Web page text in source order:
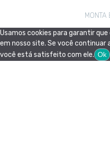
MONTA
Usamos cookies para garantir
em nosso site. Se você continuar
você está satisfeito com ele. Ok